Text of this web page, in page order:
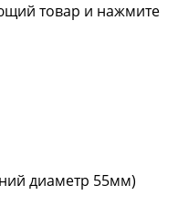
товар и нажмите
диаметр 55мм)